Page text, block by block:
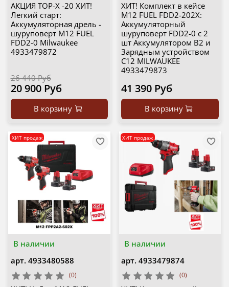
АКЦИЯ TOP-X -20 ХИТ!
Легкий старт:
Аккумуляторная дрель -
шуруповерт M12 FUEL
FDD2-0 Milwaukee
4933479872
26 440 Руб
20 900 Руб
В корзину
ХИТ! Комплект в кейсе
M12 FUEL FDD2-202X:
Аккумуляторный
шуруповерт FDD2-0 с 2
шт Аккумулятором В2 и
Зарядным устройством
C12 MILWAUKEE
4933479873
41 390 Руб
В корзину
В наличии
ХИТ продаж
арт. 4933480588
(0)
В наличии
ХИТ продаж
арт. 4933479874
(0)